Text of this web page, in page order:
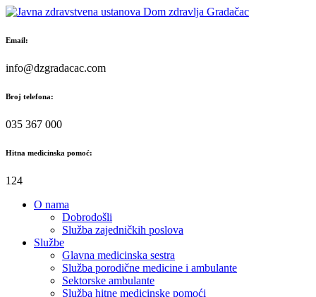
Skip
content
Email:
info@dzgradacac.com
Broj telefona:
035 367 000
Hitna medicinska pomoć:
124
O nama
Dobrodošli
Služba zajedničkih poslova
Službe
Glavna medicinska sestra
Služba porodične medicine i ambulante
Sektorske ambulante
Služba hitne medicinske pomoći